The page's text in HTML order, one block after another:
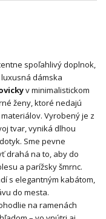
spoľahlivý doplnok,
dámska
v minimalistickom
ženy, ktoré nedajú
Vyrobený je z
tvar, vyniká dlhou
Sme pevne
drahá na to, aby do
a parížsky šmrnc.
s elegantným kabátom,
do mesta.
na ramenách